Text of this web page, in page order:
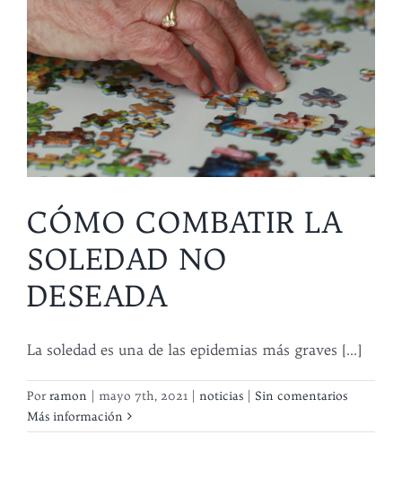
CÓMO COMBATIR LA
SOLEDAD NO
DESEADA
La soledad es una de las epidemias más graves [...]
Porramon mayo 7th, 2021 noticias
Sin comentarios
Más información